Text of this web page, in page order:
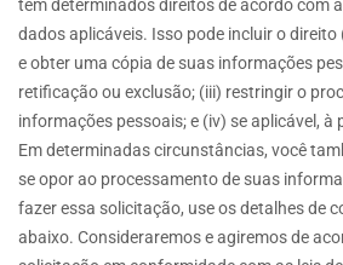
tem determinados direitos de acordo com
dados aplicáveis. Isso pode incluir o
e obter uma cópia de suas informações
retificação ou exclusão; (iii) restringir o
informações pessoais; e (iv) se aplicável, à
Em determinadas circunstâncias, você
se opor ao processamento de suas
fazer essa solicitação, use os detalhes de
abaixo. Consideraremos e agiremos de